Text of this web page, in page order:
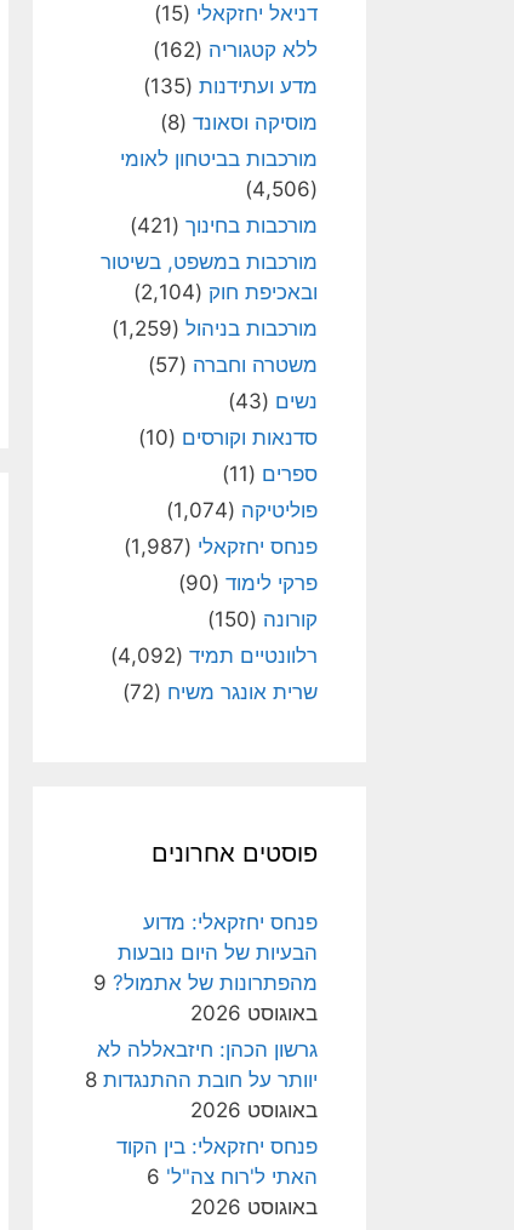
דניאל יחזקאלי (15)
ללא קטגוריה (162)
מדע ועתידנות (135)
מוסיקה וסאונד (8)
מורכבות בביטחון לאומי
(4,506)
מורכבות בחינוך (421)
מורכבות במשפט, בשיטור
ובאכיפת חוק (2,104)
מורכבות בניהול (1,259)
משטרה וחברה (57)
נשים (43)
סדנאות וקורסים (10)
ספרים (11)
פוליטיקה (1,074)
פנחס יחזקאלי (1,987)
פרקי לימוד (90)
קורונה (150)
רלוונטיים תמיד (4,092)
שרית אונגר משיח (72)
פוסטים אחרונים
פנחס יחזקאלי: מדוע
הבעיות של היום נובעות
מהפתרונות של אתמול? 9
באוגוסט 2026
גרשון הכהן: חיזבאללה לא
יוותר על חובת ההתנגדות 8
באוגוסט 2026
פנחס יחזקאלי: בין הקוד
האתי ל'רוח צה"ל' 6
באוגוסט 2026